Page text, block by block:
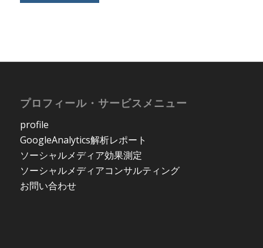
プロフィール・サービスメニュー
profile
GoogleAnalytics解析レポート
ソーシャルメディア効果測定
ソーシャルメディアコンサルティング
お問い合わせ